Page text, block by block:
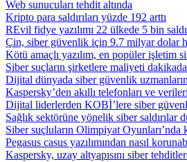
Web sunucuları tehdit altında
Kripto para saldırıları yüzde 192 arttı
REvil fidye yazılımı 22 ülkede 5 bin
Çin, siber güvenlik için 9.7 milyar dolar
Kötü amaçlı yazılım, en popüler işletim
Siber suçların şirketlere maliyeti
Dijital dünyada siber güvenlik
Kaspersky’den akıllı telefonları ve
Dijital liderlerden KOBİ’lere siber
Sağlık sektörüne yönelik siber saldırılar
Siber suçluların Olimpiyat Oyunları’nda
Pegasus casus yazılımından nasıl
Kaspersky, uzay altyapısını siber